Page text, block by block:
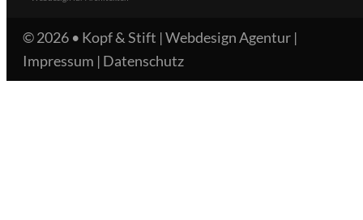
© 2026 • Kopf & Stift | Webdesign Agentur |
Impressum | Datenschutz